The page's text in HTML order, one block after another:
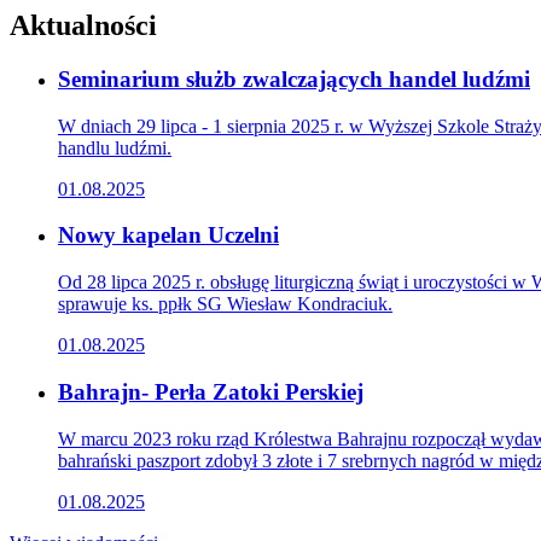
Aktualności
Seminarium służb zwalczających handel ludźmi
W dniach 29 lipca - 1 sierpnia 2025 r. w Wyższej Szkole
handlu ludźmi.
01.08.2025
Nowy kapelan Uczelni
Od 28 lipca 2025 r. obsługę liturgiczną świąt i uroczystości w
sprawuje ks. ppłk SG Wiesław Kondraciuk.
01.08.2025
Bahrajn- Perła Zatoki Perskiej
W marcu 2023 roku rząd Królestwa Bahrajnu rozpoczął
bahrański paszport zdobył 3 złote i 7 srebrnych nagród w
01.08.2025